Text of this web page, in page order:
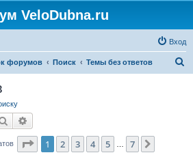
VeloDubna.ru
Вход
форумов Поиск Темы без ответов
Поиск
Страница из
1 2 3 4 5 7